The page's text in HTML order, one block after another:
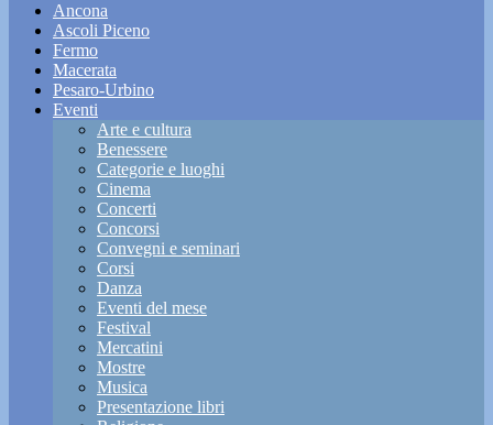
Ancona
Ascoli Piceno
Fermo
Macerata
Pesaro-Urbino
Eventi
Arte e cultura
Benessere
Categorie e luoghi
Cinema
Concerti
Concorsi
Convegni e seminari
Corsi
Danza
Eventi del mese
Festival
Mercatini
Mostre
Musica
Presentazione libri